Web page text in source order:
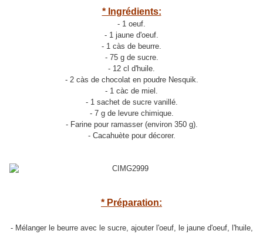
* Ingrédients:
- 1 oeuf.
- 1 jaune d'oeuf.
- 1 càs de beurre.
- 75 g de sucre.
- 12 cl d'huile.
- 2 càs de chocolat en poudre Nesquik.
- 1 càc de miel.
- 1 sachet de sucre vanillé.
- 7 g de levure chimique.
- Farine pour ramasser (environ 350 g).
- Cacahuète pour décorer.
* Préparation:
- Mélanger le beurre avec le sucre, ajouter l'oeuf, le jaune d'oeuf, l'huile,